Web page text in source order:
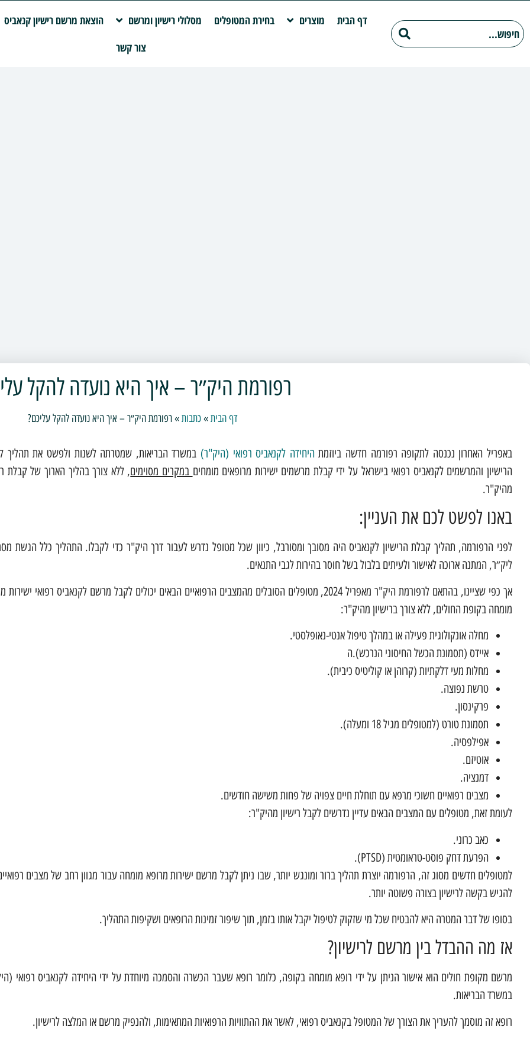
דף הבית מוצרים בחירת המטופלים מסלולי רישיון ומרשם
הוצאת מרשם רישיון קנאביס
צור קשר
רפורמת היק״ר – איך היא נועדה להקל
דף הבית»כתבות»רפורמת היק״ר – איך היא נועדה להקל עליכם?
באפריל האחרון נכנסה לתקופה רפורמה חדשה ביוזמתהיחידה לקנאביס רפואי (היק"ר) במשרד הבריאות, שמטרתה לשנות ולפשט את תהליך
הרישיון והמרשמים לקנאביס רפואי בישראל על ידי קבלת מרשמים ישירות מרופאים מומחים במקרים מסוימים, ללא צורך בהליך הארוך של קבלת
מהיק"ר.
באנו לפשט לכם את העניין:
לפני הרפורמה, תהליך קבלת הרישיון לקנאביס היה מסובך ומסורבל, כיוון שכל מטופל נדרש לעבור דרך היק"ר כדי לקבלו. התהליך כלל הגשת
ליק״ר, המתנה ארוכה לאישור ולעיתים בלבול בשל חוסר בהירות לגבי התנאים.
אך כפי שציינו, בהתאם לרפורמת היק"ר מאפריל 2024, מטופלים הסובלים מהמצבים הרפואיים הבאים יכולים לקבל מרשם לקנאביס רפואי
מומחה בקופת החולים, ללא צורך ברישיון מהיק"ר:
מחלה אונקולוגית פעילה או במהלך טיפול אנטי-נאופלסטי.
איידס (תסמונת הכשל החיסוני הנרכש).ה
מחלות מעי דלקתיות (קרוהן או קוליטיס כיבית).
טרשת נפוצה.
פרקינסון.
תסמונת טורט (למטופלים מגיל 18 ומעלה).
אפילפסיה.
אוטיזם.
דמנציה.
מצבים רפואיים חשוכי מרפא עם תוחלת חיים צפויה של פחות משישה חודשים.
לעומת זאת, מטופלים עם המצבים הבאים עדיין נדרשים לקבל רישיון מהיק"ר:
כאב כרוני.
הפרעת דחק פוסט-טראומטית (PTSD).
למטופלים חדשים מסוג זה, הרפורמה יוצרת תהליך ברור ומונגש יותר, שבו ניתן לקבל מרשם ישירות מרופא מומחה עבור מגוון רחב של מצבים
להגיש בקשה לרישיון בצורה פשוטה יותר.
בסופו של דבר המטרה היא להבטיח שכל מי שזקוק לטיפול יקבל אותו בזמן, תוך שיפור זמינות הרופאים ושקיפות התהליך.
אז מה ההבדל בין מרשם לרישיון?
מרשם מקופת חולים הוא אישור הניתן על ידי רופא מומחה בקופה, כלומר רופא שעבר הכשרה והסמכה מיוחדת על ידי היחידה לקנאביס רפואי
במשרד הבריאות.
רופא זה מוסמך להעריך את הצורך של המטופל בקנאביס רפואי, לאשר את ההתוויות הרפואיות המתאימות, ולהנפיק מרשם או המלצה לרישיון.